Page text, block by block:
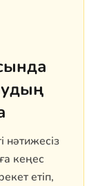
нәтижесіз
кеңес
етіп,